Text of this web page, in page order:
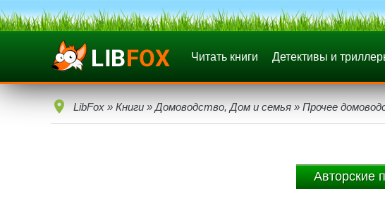
Читать книги Детективы и
LibFox » Книги » Домоводство, Дом и семья » Прочее
Авторские